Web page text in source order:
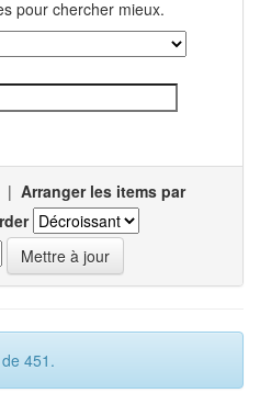
pour chercher mieux.
| Arranger les items par
451.